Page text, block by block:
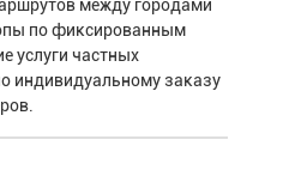
между городами
по фиксированным
услуги частных
индивидуальному заказу